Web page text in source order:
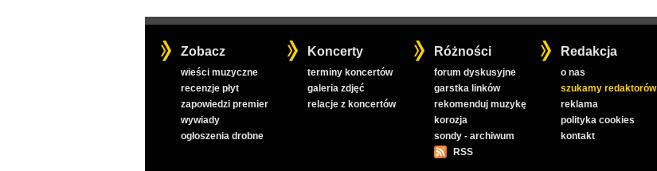
Zobacz
wieści muzyczne
recenzje płyt
zapowiedzi premier
wywiady
ogłoszenia drobne
Koncerty
terminy koncertów
galeria zdjęć
relacje z koncertów
Różności
forum dyskusyjne
garstka linków
rekomenduj muzykę
korozja
sondy - archiwum
RSS
Redakcja
o nas
szukamy redaktorów
reklama
polityka cookies
kontakt